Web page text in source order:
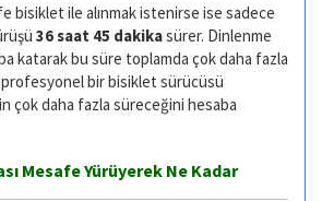
bisiklet ile alınmak istenirse ise sadece
36 saat 45 dakikasürer. Dinlenme
katarak bu süre toplamda çok daha fazla
profesyonel bir bisiklet sürücüsü
çok daha fazla süreceğini hesaba
Mesafe Yürüyerek Ne Kadar